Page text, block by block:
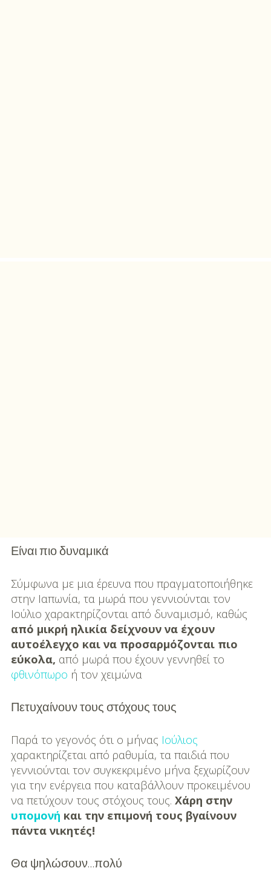
Είναι πιο δυναμικά
Σύμφωνα με μια έρευνα που πραγματοποιήθηκε
στην Ιαπωνία, τα μωρά που γεννιούνται τον
Ιούλιο χαρακτηρίζονται από δυναμισμό, καθώς
από μικρή ηλικία δείχνουν να έχουν
αυτοέλεγχο και να προσαρμόζονται πιο
εύκολα, από μωρά που έχουν γεννηθεί το
φθινόπωρο ή τον χειμώνα
Πετυχαίνουν τους στόχους τους
Παρά το γεγονός ότι ο μήνας Ιούλιος
χαρακτηρίζεται από ραθυμία, τα παιδιά που
γεννιούνται τον συγκεκριμένο μήνα ξεχωρίζουν
για την ενέργεια που καταβάλλουν προκειμένου
να πετύχουν τους στόχους τους. Χάρη στην
υπομονή και την επιμονή τους βγαίνουν
πάντα νικητές!
Θα ψηλώσουν…πολύ